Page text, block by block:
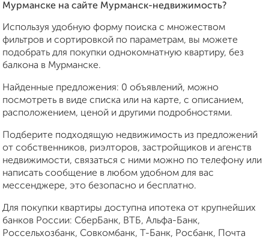
Мурманске на сайте Мурманск-недвижимость?
Используя удобную форму поиска с множеством
фильтров и сортировкой по параметрам, вы можете
подобрать для покупки однокомнатную квартиру, без
балкона в Мурманске.
Найденные предложения: 0 объявлений, можно
посмотреть в виде списка или на карте, с описанием,
расположением, ценой и другими подробностями.
Подберите подходящую недвижимость из предложений
от собственников, риэлторов, застройщиков и агенств
недвижимости, связаться с ними можно по телефону или
написать сообщение в любом удобном для вас
мессенджере, это безопасно и бесплатно.
Для покупки квартиры доступна ипотека от крупнейших
банков России: СберБанк, ВТБ, Альфа-Банк,
Россельхозбанк, Совкомбанк, Т-Банк, Росбанк, Почта